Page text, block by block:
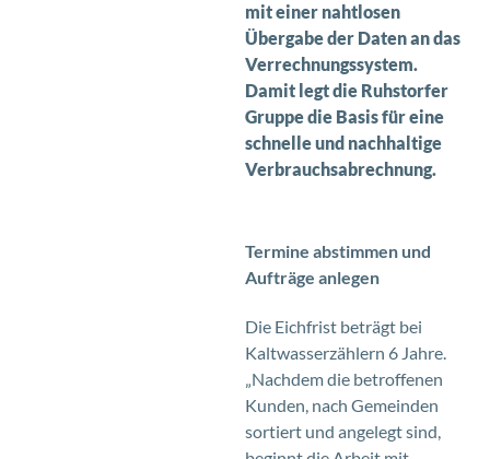
mit einer nahtlosen
Übergabe der Daten an das
Verrechnungssystem.
Damit legt die Ruhstorfer
Gruppe die Basis für eine
schnelle und nachhaltige
Verbrauchsabrechnung.
Termine abstimmen und
Aufträge anlegen
Die Eichfrist beträgt bei
Kaltwasserzählern 6 Jahre.
„Nachdem die betroffenen
Kunden, nach Gemeinden
sortiert und angelegt sind,